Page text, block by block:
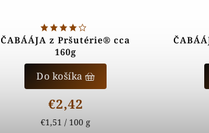
ČABÁÁJA z Pršutérie® cca
160g
€2,42
€1,51 / 100 g
Do košíka